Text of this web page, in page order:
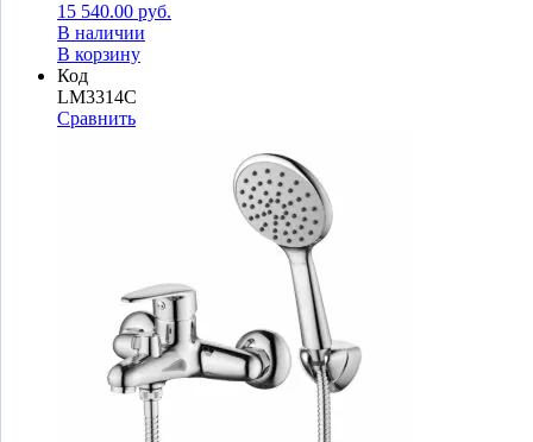
15 540.00 руб.
В наличии
В корзину
Код
LM3314C
Сравнить